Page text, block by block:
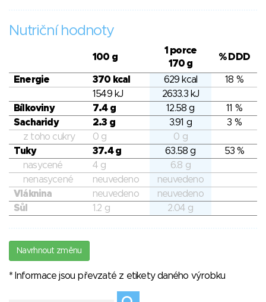
Nutriční hodnoty
100 g
1 porce
170 g
% DDD
Energie 370 kcal 629 kcal
18 %
1549 kJ
2633.3 kJ
Bílkoviny
7.4 g 12.58 g
11 %
Sacharidy
2.3 g 3.91 g
3 %
z toho cukry
0 g
0 g
Tuky
37.4 g 63.58 g
53 %
nasycené
4 g
6.8 g
nenasycené
neuvedeno
neuvedeno
Vláknina
neuvedeno
neuvedeno
Sůl
1.2 g 2.04 g
Navrhnout změnu
* Informace jsou převzaté z etikety daného výrobku